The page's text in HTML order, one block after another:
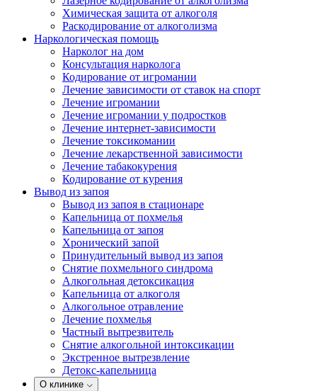
Химическая защита от алкоголя
Раскодирование от алкоголизма
Наркологическая помощь
Нарколог на дом
Консультация нарколога
Кодирование от игромании
Лечение зависимости от ставок на спорт
Лечение игромании
Лечение игромании у подростков
Лечение интернет-зависимости
Лечение токсикомании
Лечение лекарственной зависимости
Лечение табакокурения
Кодирование от курения
Вывод из запоя
Вывод из запоя в стационаре
Капельница от похмелья
Капельница от запоя
Хронический запой
Принудительный вывод из запоя
Снятие похмельного синдрома
Алкогольная детоксикация
Капельница от алкоголя
Алкогольное отравление
Лечение похмелья
Частный вытрезвитель
Снятие алкогольной интоксикации
Экстренное вытрезвление
Детокс-капельница
О клинике